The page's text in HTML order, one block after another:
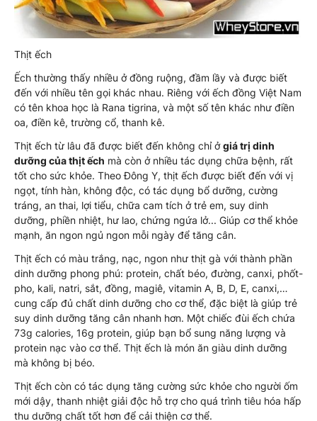
Thịt ếch
Ếch thường thấy nhiều ở đồng ruộng, đầm lầy và được biết
đến với nhiều tên gọi khác nhau. Riêng với ếch đồng Việt Nam
có tên khoa học là Rana tigrina, và một số tên khác như điền
oa, điền kê, trường cổ, thanh kê.
Thịt ếch từ lâu đã được biết đến không chỉ ởgiá trị dinh
dưỡng của thịt ếch mà còn ở nhiều tác dụng chữa bệnh, rất
tốt cho sức khỏe. Theo Đông Y, thịt ếch được biết đến với vị
ngọt, tính hàn, không độc, có tác dụng bổ dưỡng, cường
tráng, an thai, lợi tiểu, chữa cam tích ở trẻ em, suy dinh
dưỡng, phiền nhiệt, hư lao, chứng ngứa lở... Giúp cơ thể khỏe
mạnh, ăn ngon ngủ ngon mỗi ngày để tăng cân.
Thịt ếch có màu trắng, nạc, ngon như thịt gà với thành phần
dinh dưỡng phong phú: protein, chất béo, đường, canxi, phốt-
pho, kali, natri, sắt, đồng, magiê, vitamin A, B, D, E, canxi,…
cung cấp đủ chất dinh dưỡng cho cơ thể, đặc biệt là giúp trẻ
suy dinh dưỡng tăng cân nhanh hơn. Một chiếc đùi ếch chứa
73g calories, 16g protein, giúp bạn bổ sung năng lượng và
protein nạc vào cơ thể. Thịt ếch là món ăn giàu dinh dưỡng
mà không bị béo.
Thịt ếch còn có tác dụng tăng cường sức khỏe cho người ốm
mới dậy, thanh nhiệt giải độc hỗ trợ cho quá trình tiêu hóa hấp
thu dưỡng chất tốt hơn để cải thiện cơ thể.